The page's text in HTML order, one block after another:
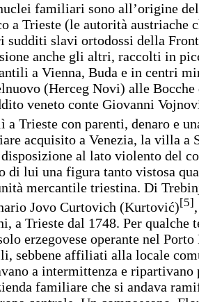
familiari sono all’origine
a Trieste (le autorità austriache
sudditi slavi ortodossi della
anche gli altri, raccolti in
a Vienna, Buda e in centri
(Herceg Novi) alle
veneto conte Giovanni
a Trieste con parenti, denaro e
acquisito a Venezia, la villa a
al lato violento del
di lui una figura tanto vistosa
mercantile triestina. Di
Jovo Curtovich (Kurtović)[5]
a Trieste dal 1748. Per qualche
erzegovese operante nel
sebbene affiliati alla locale
a intermittenza e ripartivano
familiare che si andava